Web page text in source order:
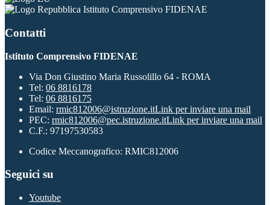
Istituto Comprensivo FIDENAE
Contatti
Istituto Comprensivo FIDENAE
Via Don Giustino Maria Russolillo 64 - ROMA
Tel: 06 8816178
Tel: 06 8816175
Email: rmic812006@istruzione.itLink per inviare una mail
PEC: rmic812006@pec.istruzione.itLink per inviare una mail
C.F.: 97197530583
Codice Meccanografico: RMIC812006
Seguici su
Youtube